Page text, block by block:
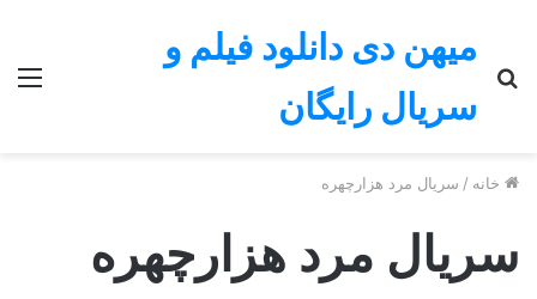
میهن دی دانلود فیلم و
سریال رایگان
جستجو
برای
خانه / سریال مرد هزارچهره
سریال مرد هزارچهره